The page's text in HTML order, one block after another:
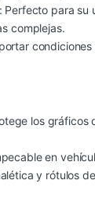
Perfecto para su
complejas.
los gráficos
en
y rótulos